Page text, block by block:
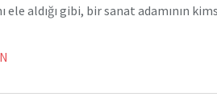
ele aldığı gibi, bir sanat adamının